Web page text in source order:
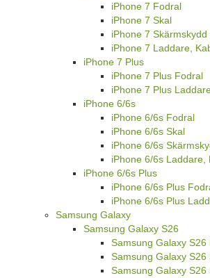
iPhone 7 Fodral
iPhone 7 Skal
iPhone 7
iPhone 7 Laddare,
iPhone 7 Plus
iPhone 7 Plus Fodral
iPhone 7 Plus
iPhone 6/6s
iPhone 6/6s Fodral
iPhone 6/6s Skal
iPhone 6/6s
iPhone 6/6s Laddare,
iPhone 6/6s Plus
iPhone 6/6s Plus
iPhone 6/6s Plus
Samsung Galaxy
Samsung Galaxy S26
Samsung Galaxy S26
Samsung Galaxy S26
Samsung Galaxy S26